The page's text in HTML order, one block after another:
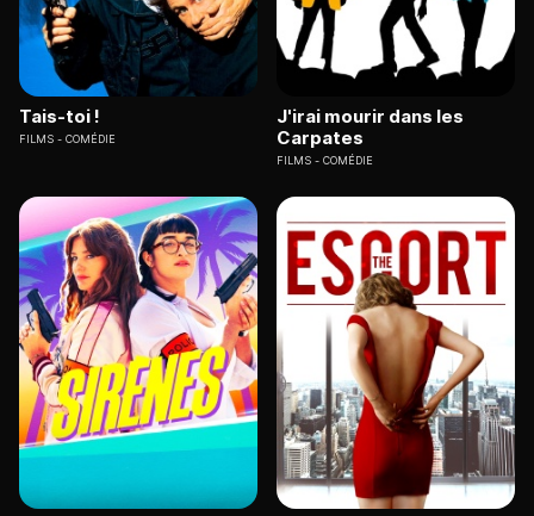
Tais-toi !
FILMS COMÉDIE
J'irai mourir dans les
Carpates
FILMS COMÉDIE